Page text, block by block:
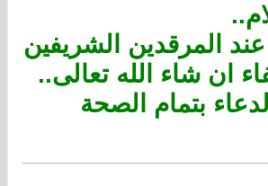
المرقدين الشريفين
ان شاء الله تعالى..
بتمام الصحة